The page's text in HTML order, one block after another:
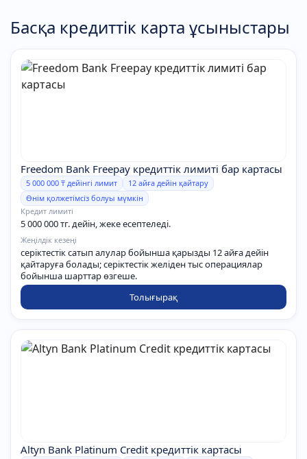
Басқа кредиттік карта ұсыныстары
Freedom Bank Freepay кредиттік лимиті бар картасы
5 000 000 ₸ дейінгі лимит
12 айға дейін қайтару
Өнім қолжетімсіз болуы мүмкін
Кредит лимиті
5 000 000 тг. дейін, жеке есептеледі.
Жеңілдік кезеңі
серіктестік сатып алулар бойынша қарызды 12 айға дейін
қайтаруға болады; серіктестік желіден тыс операциялар
бойынша шарттар өзгеше.
Толығырақ
Altyn Bank Platinum Credit кредиттік картасы